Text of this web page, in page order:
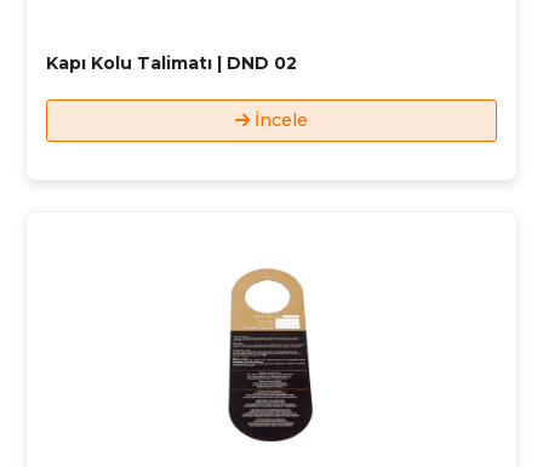
Kapı Kolu Talimatı | DND 02
İncele